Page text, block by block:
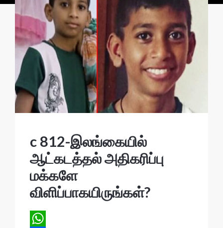
c 812-இலங்கையில்
ஆட்கடத்தல் அதிகரிப்பு
மக்களே
விளிப்பாகயிருங்கள்?